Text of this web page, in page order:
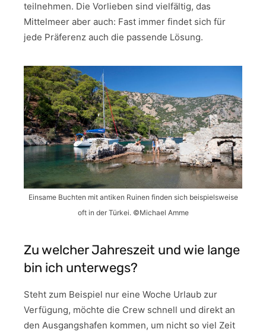
teilnehmen. Die Vorlieben sind vielfältig, das
Mittelmeer aber auch: Fast immer findet sich für
jede Präferenz auch die passende Lösung.
Einsame Buchten mit antiken Ruinen finden sich beispielsweise
oft in der Türkei. ©Michael Amme
Zu welcher Jahreszeit und wie lange
bin ich unterwegs?
Steht zum Beispiel nur eine Woche Urlaub zur
Verfügung, möchte die Crew schnell und direkt an
den Ausgangshafen kommen, um nicht so viel Zeit